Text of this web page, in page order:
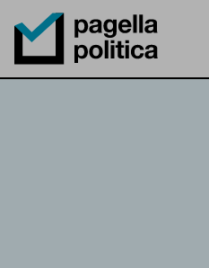
Pagella Politica Logo